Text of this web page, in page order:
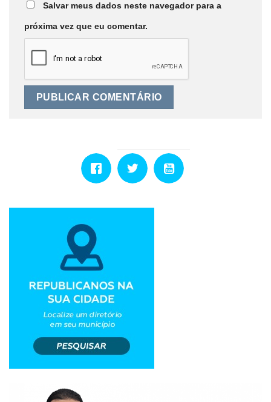
Salvar meus dados neste navegador para a
próxima vez que eu comentar.